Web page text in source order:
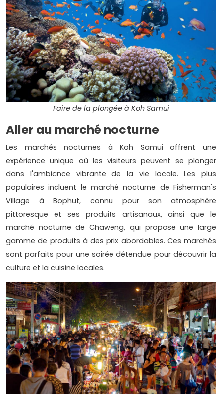
Faire de la plongée à Koh Samui
Aller au marché nocturne
Les marchés nocturnes à Koh Samui offrent une
expérience unique où les visiteurs peuvent se plonger
dans l'ambiance vibrante de la vie locale. Les plus
populaires incluent le marché nocturne de Fisherman's
Village à Bophut, connu pour son atmosphère
pittoresque et ses produits artisanaux, ainsi que le
marché nocturne de Chaweng, qui propose une large
gamme de produits à des prix abordables. Ces marchés
sont parfaits pour une soirée détendue pour découvrir la
culture et la cuisine locales.